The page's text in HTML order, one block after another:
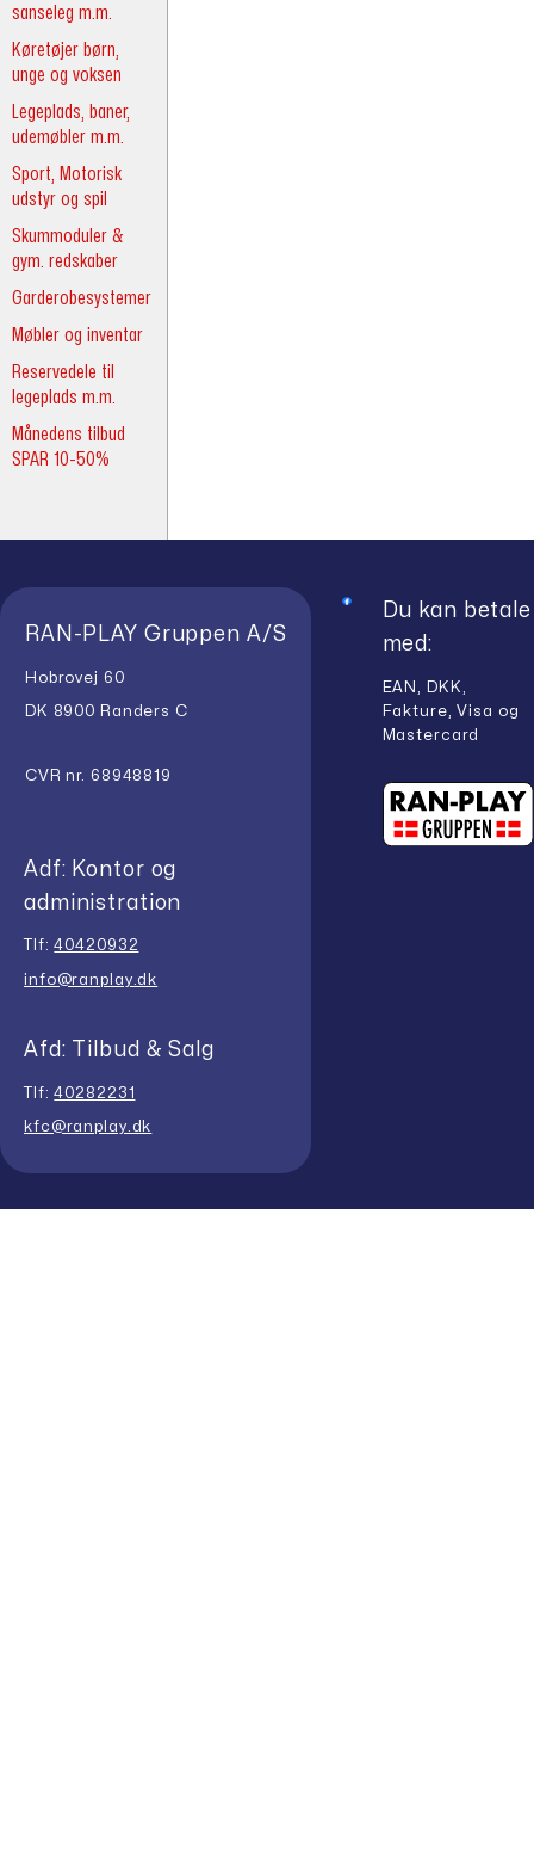
sanseleg m.m.
Køretøjer børn,
unge og voksen
Legeplads, baner,
udemøbler m.m.
Sport, Motorisk
udstyr og spil
Skummoduler &
gym. redskaber
Garderobesystemer
Møbler og inventar
Reservedele til
legeplads m.m.
Månedens tilbud
SPAR 10-50%
RAN-PLAY Gruppen A/S
Hobrovej 60
DK 8900 Randers C
CVR nr. 68948819
Adf: Kontor og
administration
Tlf:40420932
info@ranplay.dk
Afd: Tilbud & Salg
Tlf:40282231
kfc@ranplay.dk
Du kan betale
med:
EAN, DKK,
Fakture, Visa og
Mastercard